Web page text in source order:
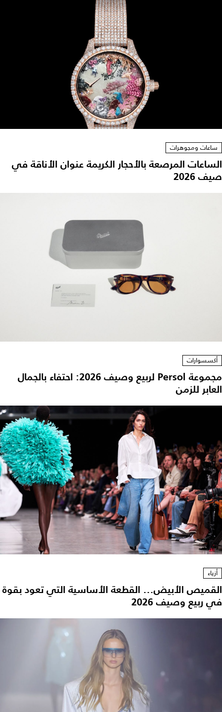
ساعات ومجوهرات
الساعات المرصعة بالأحجار الكريمة عنوان الأناقة في
صيف 2026
أكسسوارات
مجموعة Persol لربيع وصيف 2026: احتفاء بالجمال
العابر للزمن
أزياء
القميص الأبيض... القطعة الأساسية التي تعود بقوة
في ربيع وصيف 2026